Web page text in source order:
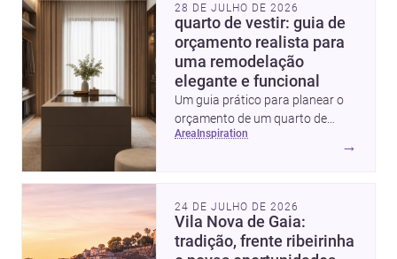
28 DE JULHO DE 2026
quarto de vestir: guia de
orçamento realista para
uma remodelação
elegante e funcional
Um guia prático para planear o
orçamento de um quarto de
vestir em Portugal, com
escondidas.
area inspiration
→
24 DE JULHO DE 2026
Vila Nova de Gaia:
tradição, frente ribeirinha